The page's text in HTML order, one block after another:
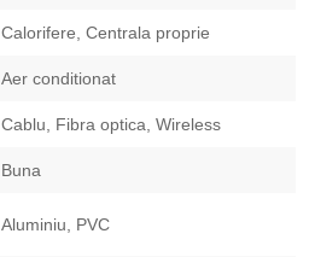
Calorifere, Centrala proprie
Aer conditionat
Cablu, Fibra optica, Wireless
Buna
Aluminiu, PVC